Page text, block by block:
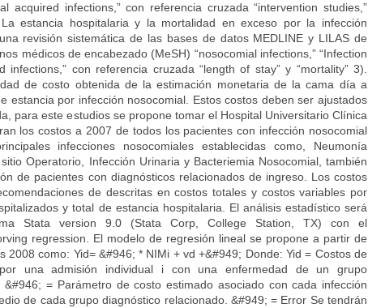
acquired infections,” con referencia cruzada “intervention studies,”
La estancia hospitalaria y la mortalidad en exceso por la infección
revisión sistemática de las bases de datos MEDLINE y LILAS de
médicos de encabezado (MeSH) “nosocomial infections,” “Infection
infections,” con referencia cruzada “length of stay” y “mortality” 3).
de costo obtenida de la estimación monetaria de la cama día a
estancia por infección nosocomial. Estos costos deben ser ajustados
para este estudios se propone tomar el Hospital Universitario Clínica
los costos a 2007 de todos los pacientes con infección nosocomial
infecciones nosocomiales establecidas como, Neumonía
Operatorio, Infección Urinaria y Bacteriemia Nosocomial, también
de pacientes con diagnósticos relacionados de ingreso. Los costos
de descritas en costos totales y costos variables por
y total de estancia hospitalaria. El análisis estadístico será
Stata version 9.0 (Stata Corp, College Station, TX) con el
regression. El modelo de regresión lineal se propone a partir de
2008 como: Yid= &#946; * NIMi + vd +&#949; Donde: Yid = Costos de
una admisión individual i con una enfermedad de un grupo
&#946; = Parámetro de costo estimado asociado con cada infección
de cada grupo diagnóstico relacionado. &#949; = Error Se tendrán